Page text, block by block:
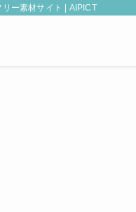
ー素材サイト | AIPICT